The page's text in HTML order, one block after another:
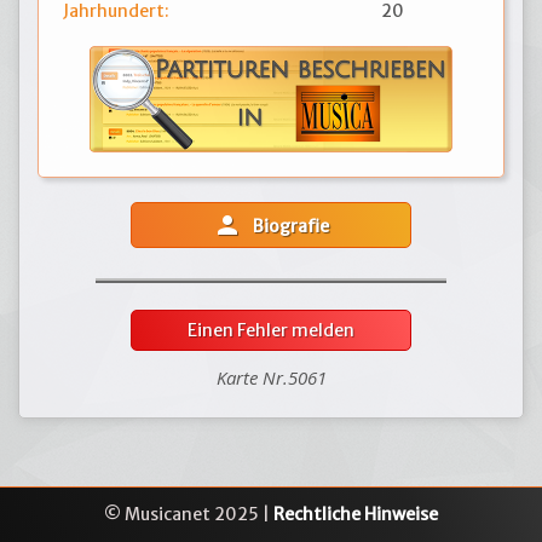
Jahrhundert: 20
person Biografie
Einen Fehler melden
Karte Nr.5061
© Musicanet 2025 | Rechtliche Hinweise